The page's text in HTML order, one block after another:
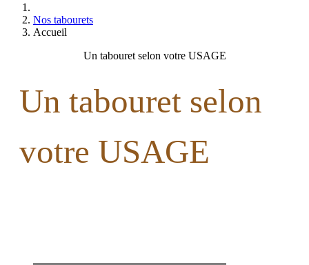
Nos tabourets
Accueil
Un tabouret selon votre USAGE
Un tabouret selon
votre USAGE